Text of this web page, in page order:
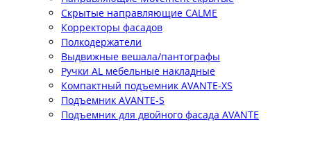
Скрытые направляющие CALME
Корректоры фасадов
Полкодержатели
Выдвижные вешала/пантографы
Ручки AL мебельные накладные
Компактный подъемник АVANTE-XS
Подъемник АVANTE-S
Подъемник для двойного фасада АVANTE